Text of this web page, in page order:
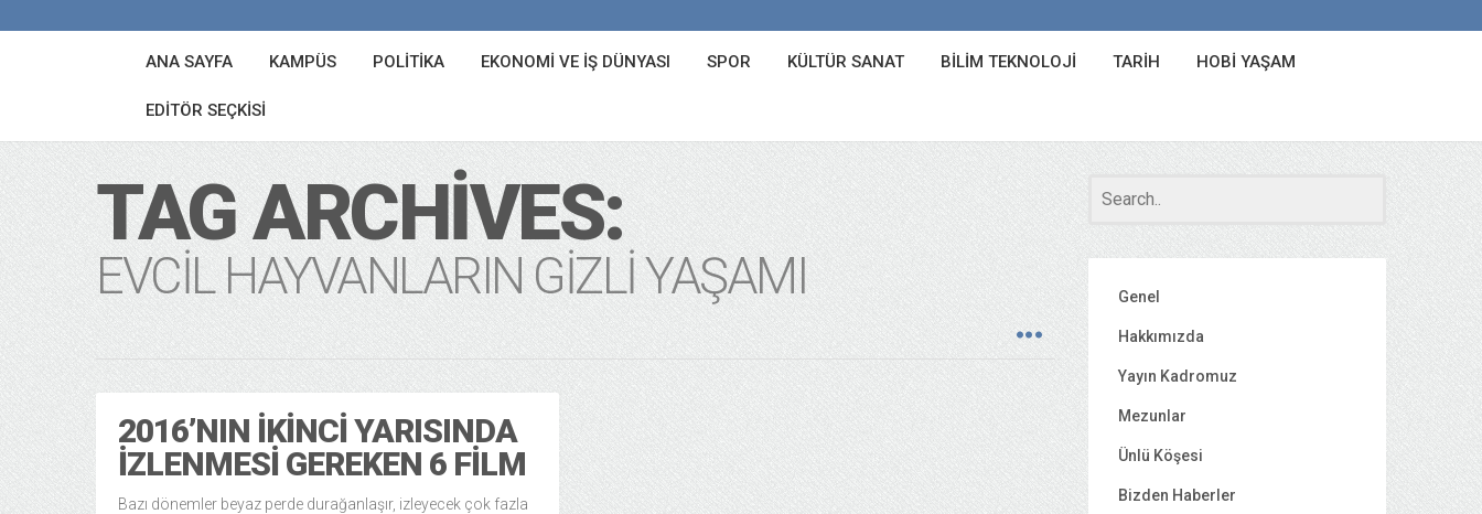
ANA SAYFA KAMPÜS POLITIKA EKONOMI VE İŞ DÜNYASI SPOR KÜLTÜR SANAT BILIM TEKNOLOJI TARIH HOBI YAŞAM
EDITÖR SEÇKISI
TAG ARCHIVES:
EVCIL HAYVANLARIN GIZLI YAŞAMI
2016’NIN İKINCI YARISINDA
İZLENMESI GEREKEN 6 FILM
Bazı dönemler beyaz perde durağanlaşır, izleyecek çok fazla
Genel
Hakkımızda
Yayın Kadromuz
Mezunlar
Ünlü Köşesi
Bizden Haberler